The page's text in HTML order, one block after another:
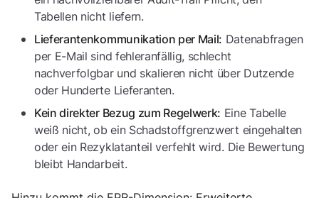
Tabellen nicht liefern.
Lieferantenkommunikation per Mail: Datenabfragen
per E-Mail sind fehleranfällig, schlecht
nachverfolgbar und skalieren nicht über Dutzende
oder Hunderte Lieferanten.
Kein direkter Bezug zum Regelwerk: Eine Tabelle
weiß nicht, ob ein Schadstoffgrenzwert eingehalten
oder ein Rezyklatanteil verfehlt wird. Die Bewertung
bleibt Handarbeit.